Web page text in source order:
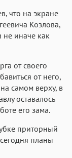
что на экране
Козлова,
не иначе как
от своего
от него,
самом верху, в
оставалось
его зама.
приторный
планы